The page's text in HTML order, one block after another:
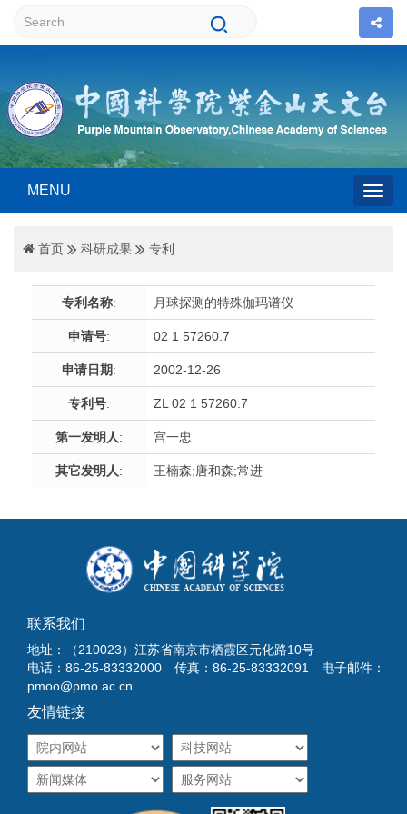
MENU
首页 科研成果 专利
专利名称: 月球探测的特殊伽玛谱仪
申请号: 02 1 57260.7
申请日期: 2002-12-26
专利号: ZL 02 1 57260.7
第一发明人: 宫一忠
其它发明人: 王楠森;唐和森;常进
联系我们
地址：（210023）江苏省南京市栖霞区元化路10号
电话：86-25-83332000 传真：86-25-83332091 电子邮件：
pmoo@pmo.ac.cn
友情链接